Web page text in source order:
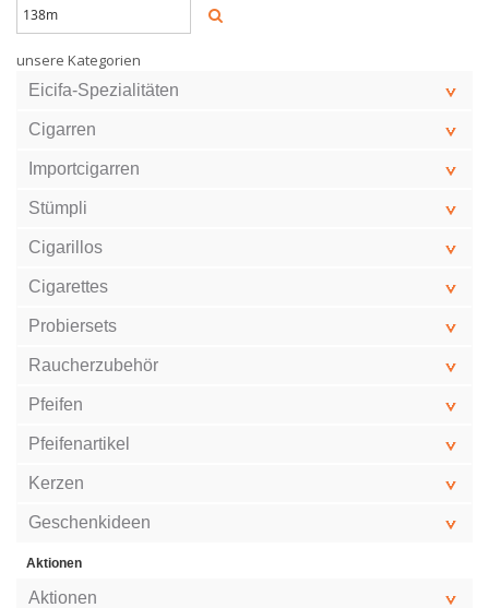
unsere Kategorien
Eicifa-Spezialitäten
Cigarren
Importcigarren
Stümpli
Cigarillos
Cigarettes
Probiersets
Raucherzubehör
Pfeifen
Pfeifenartikel
Kerzen
Geschenkideen
Aktionen
Aktionen